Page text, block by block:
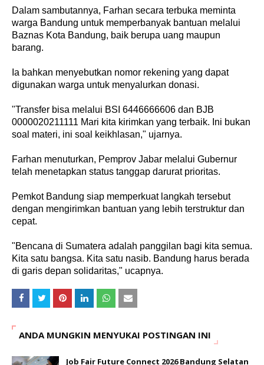
Dalam sambutannya, Farhan secara terbuka meminta
warga Bandung untuk memperbanyak bantuan melalui
Baznas Kota Bandung, baik berupa uang maupun
barang.
Ia bahkan menyebutkan nomor rekening yang dapat
digunakan warga untuk menyalurkan donasi.
"Transfer bisa melalui BSI 6446666606 dan BJB
0000020211111 Mari kita kirimkan yang terbaik. Ini bukan
soal materi, ini soal keikhlasan," ujarnya.
Farhan menuturkan, Pemprov Jabar melalui Gubernur
telah menetapkan status tanggap darurat prioritas.
Pemkot Bandung siap memperkuat langkah tersebut
dengan mengirimkan bantuan yang lebih terstruktur dan
cepat.
"Bencana di Sumatera adalah panggilan bagi kita semua.
Kita satu bangsa. Kita satu nasib. Bandung harus berada
di garis depan solidaritas," ucapnya.
ANDA MUNGKIN MENYUKAI POSTINGAN INI
Job Fair Future Connect 2026 Bandung Selatan